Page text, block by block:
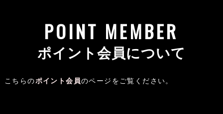
POINT MEMBER
ポイント会員について
こちらのポイント会員のページをご覧ください。